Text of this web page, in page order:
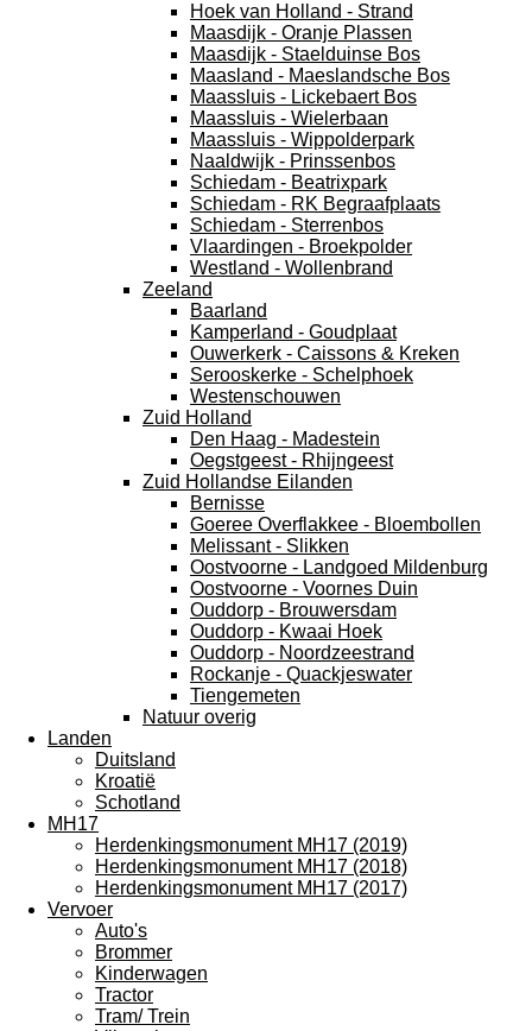
Hoek van Holland - Strand
Maasdijk - Oranje Plassen
Maasdijk - Staelduinse Bos
Maasland - Maeslandsche Bos
Maassluis - Lickebaert Bos
Maassluis - Wielerbaan
Maassluis - Wippolderpark
Naaldwijk - Prinssenbos
Schiedam - Beatrixpark
Schiedam - RK Begraafplaats
Schiedam - Sterrenbos
Vlaardingen - Broekpolder
Westland - Wollenbrand
Zeeland
Baarland
Kamperland - Goudplaat
Ouwerkerk - Caissons & Kreken
Serooskerke - Schelphoek
Westenschouwen
Zuid Holland
Den Haag - Madestein
Oegstgeest - Rhijngeest
Zuid Hollandse Eilanden
Bernisse
Goeree Overflakkee - Bloembollen
Melissant - Slikken
Oostvoorne - Landgoed Mildenburg
Oostvoorne - Voornes Duin
Ouddorp - Brouwersdam
Ouddorp - Kwaai Hoek
Ouddorp - Noordzeestrand
Rockanje - Quackjeswater
Tiengemeten
Natuur overig
Landen
Duitsland
Kroatië
Schotland
MH17
Herdenkingsmonument MH17 (2019)
Herdenkingsmonument MH17 (2018)
Herdenkingsmonument MH17 (2017)
Vervoer
Auto's
Brommer
Kinderwagen
Tractor
Tram/ Trein